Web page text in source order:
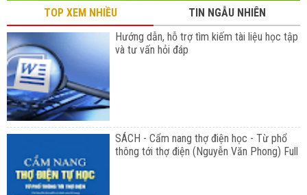
TOP XEM NHIỀU
TIN NGẪU NHIÊN
Hướng dẫn, hỗ trợ tìm kiếm tài liệu học tập
và tư vấn hỏi đáp
SÁCH - Cẩm nang thợ điện học - Từ phổ
thông tới thợ điện (Nguyễn Văn Phong) Full